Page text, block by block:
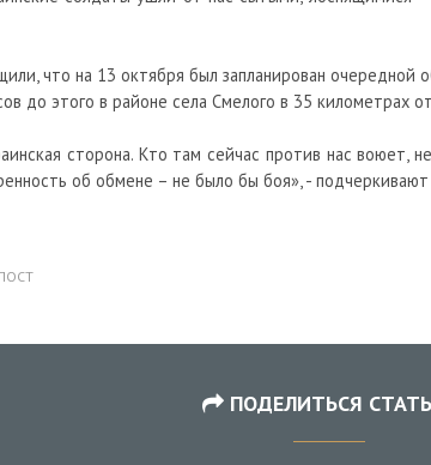
что на 13 октября был запланирован
до этого в районе села Смелого в 35 километрах
сторона. Кто там сейчас против нас воюет,
об обмене – не было бы боя», -
ПОДЕЛИТЬСЯ